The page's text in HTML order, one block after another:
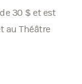
30 $ et est
au Théâtre